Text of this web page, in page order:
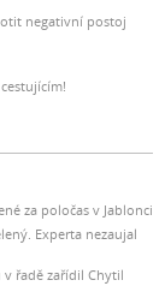
negativní postoj
za poločas v Jablonci
Experta nezaujal
v řadě zařídil Chytil